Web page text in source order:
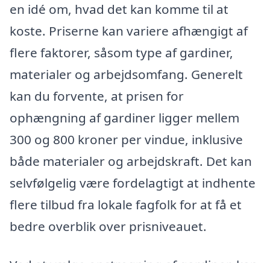
en idé om, hvad det kan komme til at
koste. Priserne kan variere afhængigt af
flere faktorer, såsom type af gardiner,
materialer og arbejdsomfang. Generelt
kan du forvente, at prisen for
ophængning af gardiner ligger mellem
300 og 800 kroner per vindue, inklusive
både materialer og arbejdskraft. Det kan
selvfølgelig være fordelagtigt at indhente
flere tilbud fra lokale fagfolk for at få et
bedre overblik over prisniveauet.